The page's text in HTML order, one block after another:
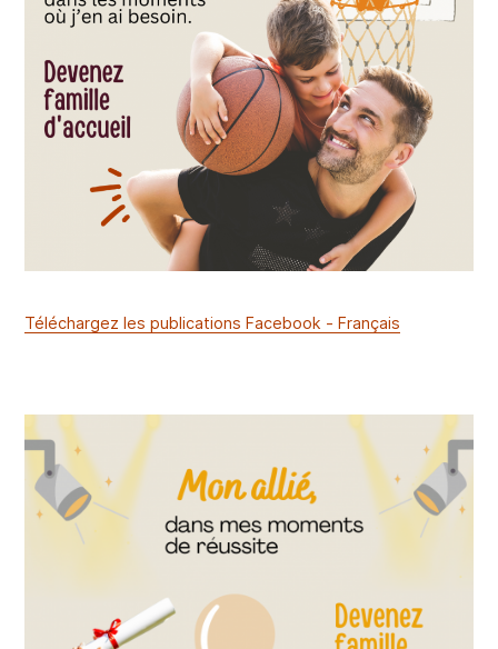
Téléchargez les publications Facebook - Français